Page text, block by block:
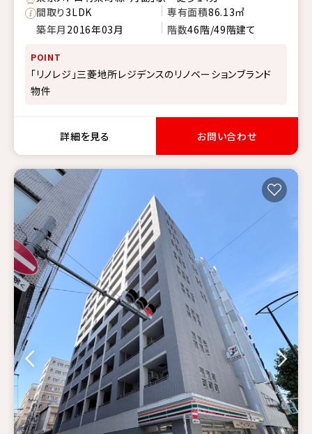
間取り3LDK 専有面積86.13㎡
築年月 2016年03月 階数46階/49階建て
POINT
「リノレジ」三菱地所レジデンスのリノベーションブランド
物件
詳細を見る お問い合わせ